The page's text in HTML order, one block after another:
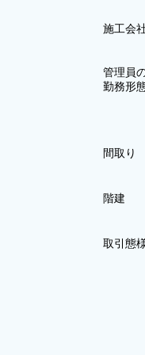
施工会
管理員
勤務形
間取り
階建
取引態